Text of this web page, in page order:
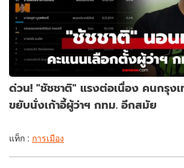
ด่วน! "ชัชชาติ" แรงต่อเนื่อง คนกรุง
ขยับนั่งเก้าอี้ผู้ว่าฯ กทม. อีกสมัย
แท็ก : การเมือง